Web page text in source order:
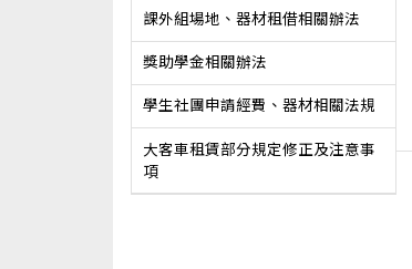
課外組場地、器材租借相關辦法
獎助學金相關辦法
學生社團申請經費、器材相關法規
大客車租賃部分規定修正及注意事
項